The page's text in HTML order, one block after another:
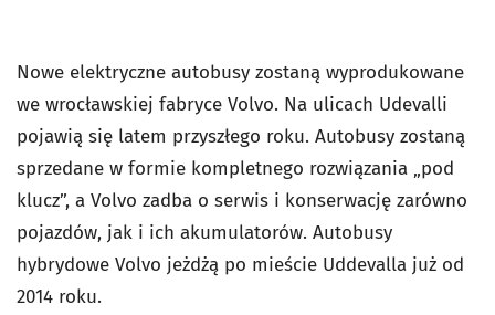
Nowe elektryczne autobusy zostaną wyprodukowane
we wrocławskiej fabryce Volvo. Na ulicach Udevalli
pojawią się latem przyszłego roku. Autobusy zostaną
sprzedane w formie kompletnego rozwiązania „pod
klucz”, a Volvo zadba o serwis i konserwację zarówno
pojazdów, jak i ich akumulatorów. Autobusy
hybrydowe Volvo jeżdżą po mieście Uddevalla już od
2014 roku.